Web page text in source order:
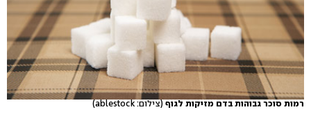
רמות סוכר גבוהות בדם מזיקות לגוף (צילום: ablestock)